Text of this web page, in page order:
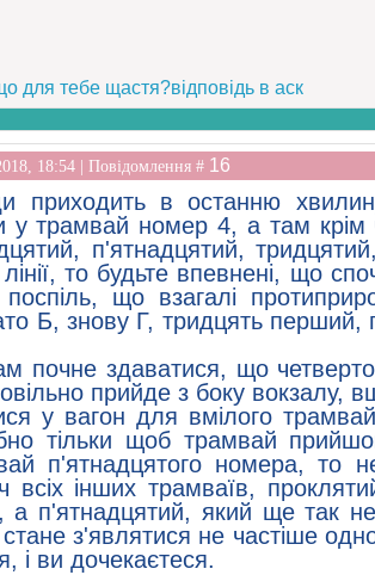
для тебе щастя?відповідь в аск
18:54 | Повідомлення # 16
приходить в останню
у трамвай номер 4, а там
п'ятнадцятий,
лінії, то будьте впевнені, що
що взагалі
Б, знову Г, тридцять перший,
почне здаватися, що
прийде з боку вокзалу,
у вагон для вмілого
тільки щоб трамвай
п'ятнадцятого номера, то
всіх інших трамваїв,
а п'ятнадцятий, який ще так
з'являтися не частіше
і ви дочекаєтеся.